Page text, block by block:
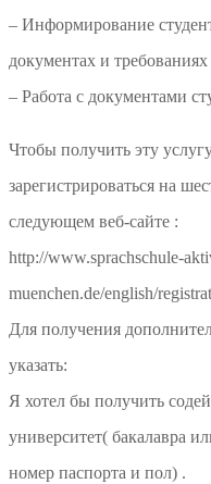
– Информирование
документах и
– Работа с документами
Чтобы получить эту
зарегистрироваться на
следующем веб-сайте :
http://www.sprachschule-
muenchen.de/english/
Для получения
указать:
Я хотел бы получить
университет( бакалавра
номер паспорта и пол) .